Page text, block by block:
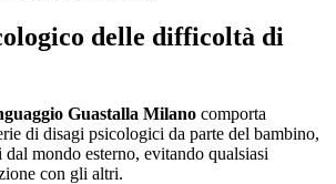
delle difficoltà di
Guastalla Milano comporta
di disagi psicologici da parte del bambino,
dal mondo esterno, evitando qualsiasi
con gli altri.